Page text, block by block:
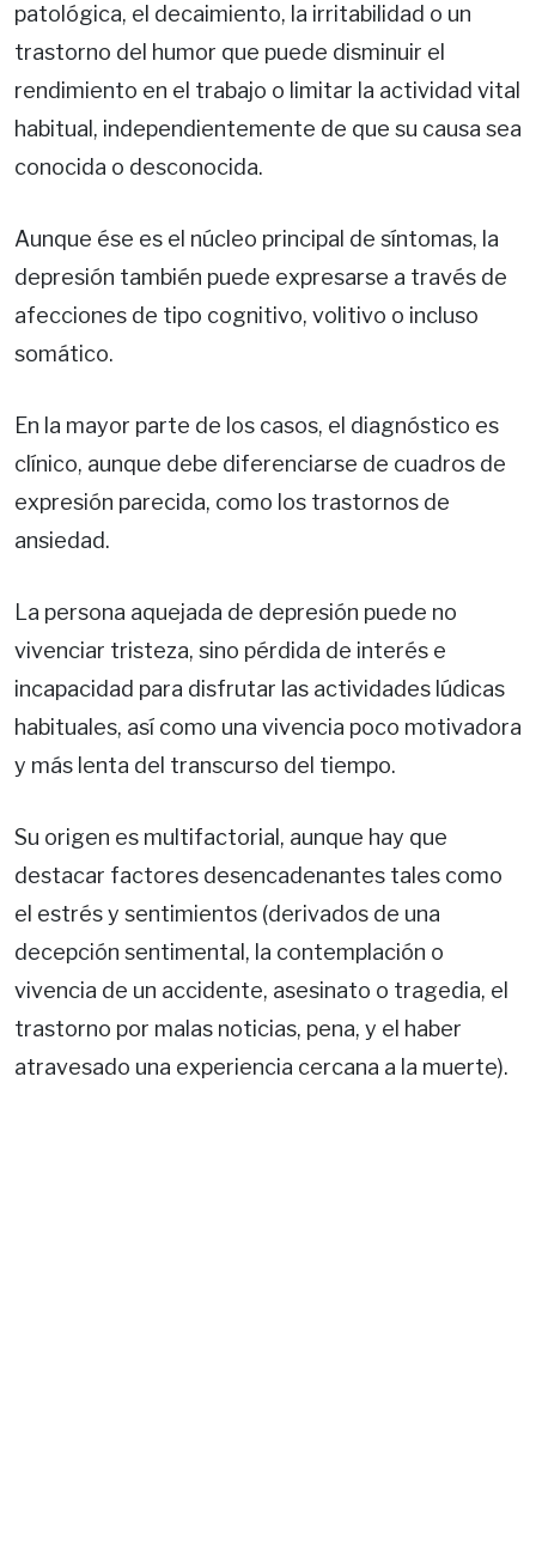
patológica, el decaimiento, la irritabilidad o un
trastorno del humor que puede disminuir el
rendimiento en el trabajo o limitar la actividad vital
habitual, independientemente de que su causa sea
conocida o desconocida.
Aunque ése es el núcleo principal de síntomas, la
depresión también puede expresarse a través de
afecciones de tipo cognitivo, volitivo o incluso
somático.
En la mayor parte de los casos, el diagnóstico es
clínico, aunque debe diferenciarse de cuadros de
expresión parecida, como los trastornos de
ansiedad.
La persona aquejada de depresión puede no
vivenciar tristeza, sino pérdida de interés e
incapacidad para disfrutar las actividades lúdicas
habituales, así como una vivencia poco motivadora
y más lenta del transcurso del tiempo.
Su origen es multifactorial, aunque hay que
destacar factores desencadenantes tales como
el estrés y sentimientos (derivados de una
decepción sentimental, la contemplación o
vivencia de un accidente, asesinato o tragedia, el
trastorno por malas noticias, pena, y el haber
atravesado una experiencia cercana a la muerte).